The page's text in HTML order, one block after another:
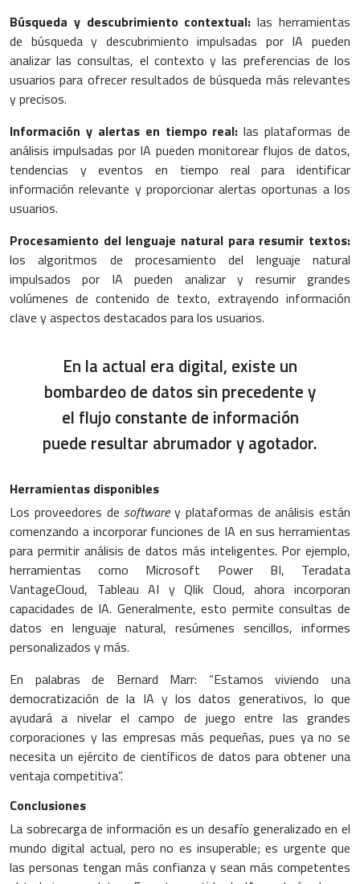
Búsqueda y descubrimiento contextual: las herramientas
de búsqueda y descubrimiento impulsadas por IA pueden
analizar las consultas, el contexto y las preferencias de los
usuarios para ofrecer resultados de búsqueda más relevantes
y precisos.
Información y alertas en tiempo real: las plataformas de
análisis impulsadas por IA pueden monitorear flujos de datos,
tendencias y eventos en tiempo real para identificar
información relevante y proporcionar alertas oportunas a los
usuarios.
Procesamiento del lenguaje natural para resumir textos:
los algoritmos de procesamiento del lenguaje natural
impulsados por IA pueden analizar y resumir grandes
volúmenes de contenido de texto, extrayendo información
clave y aspectos destacados para los usuarios.
En la actual era digital, existe un
bombardeo de datos sin precedente y
el flujo constante de información
puede resultar abrumador y agotador.
Herramientas disponibles
Los proveedores de softwarey plataformas de análisis están
comenzando a incorporar funciones de IA en sus herramientas
para permitir análisis de datos más inteligentes. Por ejemplo,
herramientas como Microsoft Power BI, Teradata
VantageCloud, Tableau AI y Qlik Cloud, ahora incorporan
capacidades de IA. Generalmente, esto permite consultas de
datos en lenguaje natural, resúmenes sencillos, informes
personalizados y más.
En palabras de Bernard Marr: “Estamos viviendo una
democratización de la IA y los datos generativos, lo que
ayudará a nivelar el campo de juego entre las grandes
corporaciones y las empresas más pequeñas, pues ya no se
necesita un ejército de científicos de datos para obtener una
ventaja competitiva”.
Conclusiones
La sobrecarga de información es un desafío generalizado en el
mundo digital actual, pero no es insuperable; es urgente que
las personas tengan más confianza y sean más competentes